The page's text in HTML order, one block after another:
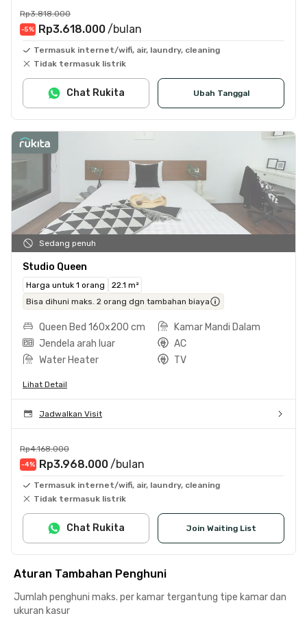
Rp3.818.000
-5% Rp3.618.000 /bulan
Termasuk internet/wifi, air, laundry, cleaning
Tidak termasuk listrik
Ubah Tanggal
Chat Rukita
Sedang penuh
Studio Queen
Harga untuk 1 orang
22.1 m²
Bisa dihuni maks. 2 orang dgn tambahan biaya
Queen Bed 160x200 cm
Kamar Mandi Dalam
Jendela arah luar
AC
Water Heater
TV
Lihat Detail
Jadwalkan Visit
Rp4.168.000
-4% Rp3.968.000 /bulan
Termasuk internet/wifi, air, laundry, cleaning
Tidak termasuk listrik
Join Waiting List
Chat Rukita
Aturan Tambahan Penghuni
Jumlah penghuni maks. per kamar tergantung tipe kamar dan
ukuran kasur